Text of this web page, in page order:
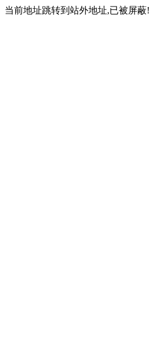
当前地址跳转到站外地址,已被屏蔽!